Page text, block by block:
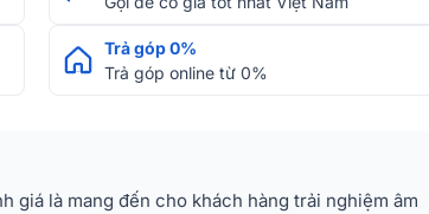
Trả góp 0%
Trả góp online từ 0%
giá là mang đến cho khách hàng trải nghiệm âm